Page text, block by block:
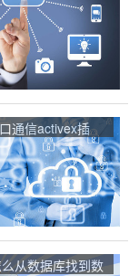
通信activex插
从数据库找到数